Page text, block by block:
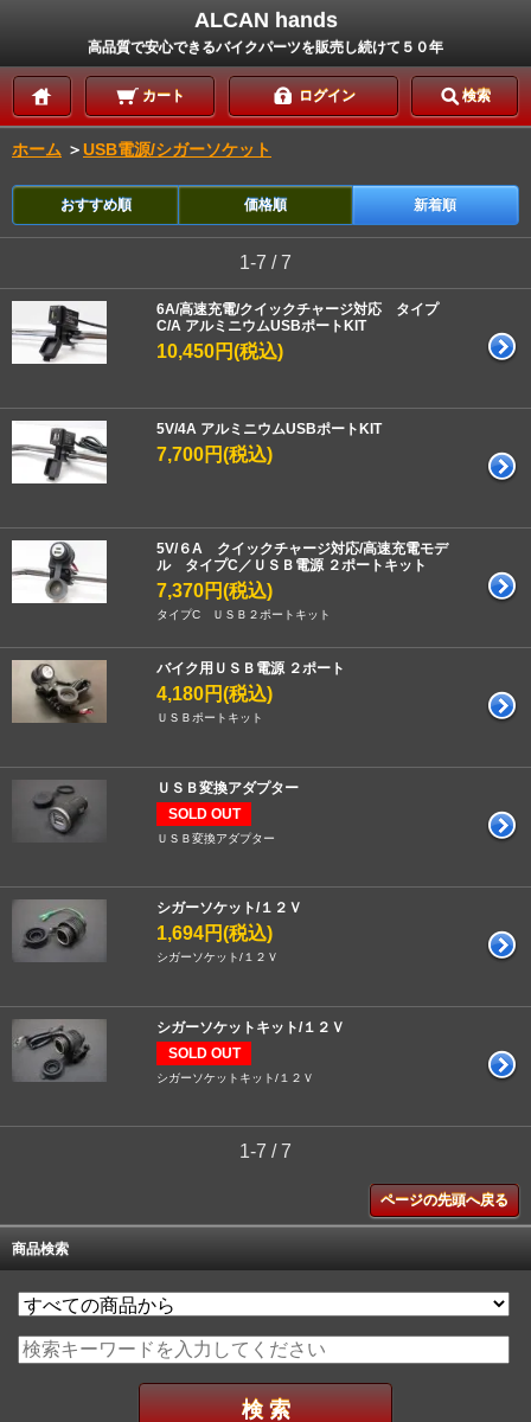
ALCAN hands
高品質で安心できるバイクパーツを販売し続けて５０年
カート ログイン 検索
ホーム ＞USB電源/シガーソケット
おすすめ順 価格順 新着順
1-7 / 7
6A/高速充電/クイックチャージ対応 タイプ
C/A アルミニウムUSBポートKIT
10,450円(税込)
5V/4A アルミニウムUSBポートKIT
7,700円(税込)
5V/６A クイックチャージ対応/高速充電モデ
ル タイプC／ＵＳＢ電源 ２ポートキット
7,370円(税込)
タイプC ＵＳＢ２ポートキット
バイク用ＵＳＢ電源 ２ポート
4,180円(税込)
ＵＳＢポートキット
ＵＳＢ変換アダプター
SOLD OUT
ＵＳＢ変換アダプター
シガーソケット/１２Ｖ
1,694円(税込)
シガーソケット/１２Ｖ
シガーソケットキット/１２Ｖ
SOLD OUT
シガーソケットキット/１２Ｖ
1-7 / 7
ページの先頭へ戻る
商品検索